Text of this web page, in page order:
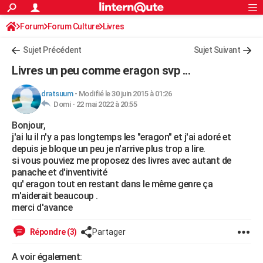
ACTUALITÉS
Politique
Société
Faits Divers
Education
Monde
Villes
+
FINANCE
Retraite
Impôts
Epargne
Immobilier
Risques naturels par ville
Banque
Assurance
Crédit
AUTO
Essais
Réserver un essai
Citadines
Berlines
SUV
Forum auto
+HIGH-TECH
Mobiles
Meilleur smartphone
Internet
Ordinateurs
Jeux vidéo
Guide high-tech
+BRICOLAGE
Forum
Aménagement intérieur
Extérieur
Cuisine
Salle de bains
Jardinage
Rangement
WEEK-END
Guides de France
Escapades
Patrimoine
Expositions
Musées
Week-end nature
LIFESTYLE
Art de vivre
Bien-être
Loisirs
Mode
Modes de vie
SANTE
VOYAGE
S'inscrire
Connexion
Forum Forum Culture Livres
Romans de science-fiction, d'Heroic Fantasy
Sujet Précédent Sujet Suivant
Livres un peu comme eragon svp ...
dratsuum- Modifié le 30 juin 2015 à 01:26
Domi - 22 mai 2022 à 20:55
Bonjour,
j'ai lu il n'y a pas longtemps les "eragon" et j'ai adoré et
depuis je bloque un peu je n'arrive plus trop a lire.
si vous pouviez me proposez des livres avec autant de
panache et d'inventivité
qu' eragon tout en restant dans le même genre ça
m'aiderait beaucoup .
merci d'avance
Répondre (3) Partager
A voir également: